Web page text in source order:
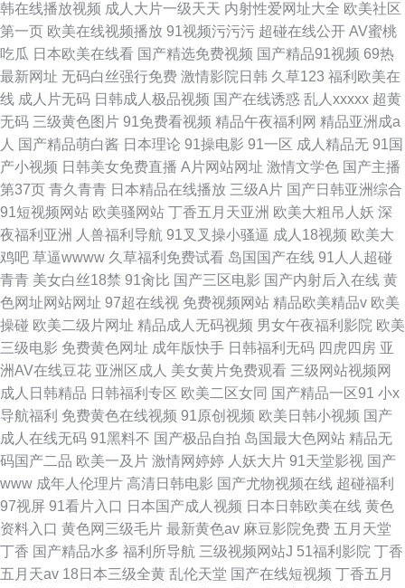
韩在线播放视频 成人大片一级天天 内射性爱网址大全 欧美社区
第一页 欧美在线视频播放 91视频污污污 超碰在线公开 AV蜜桃
吃瓜 日本欧美在线看 国产精选免费视频 国产精品91视频 69热
最新网址 无码白丝强行免费 激情影院日韩 久草123 福利欧美在
线 成人片无码 日韩成人极品视频 国产在线诱惑 乱人xxxxx 超黄
无码 三级黄色图片 91免费看视频 精品午夜福利网 精品亚洲成a
人 国产精品萌白酱 日本理论 91操电影 91一区 成人精品无 91国
产小视频 日韩美女免费直播 A片网站网址 激情文学色 国产主播
第37页 青久青青 日本精品在线播放 三级A片 国产日韩亚洲综合
91短视频网站 欧美骚网站 丁香五月天亚洲 欧美大粗吊人妖 深
夜福利亚洲
人兽福利导航 91叉叉操小骚逼 成人18视频 欧美大
鸡吧 草逼wwww 久草福利免费试看 岛国国产在线 91人人超碰
青青 美女白丝18禁 91肏比 国产三区电影 国产内射后入在线 黄
色网址网站网址 97超在线视 免费视频网站 精品欧美精品v 欧美
操碰 欧美二级片网址 精品成人无码视频 男女午夜福利影院 欧美
三级电影 免费黄色网址 成年版快手 日韩福利无码 四虎四房 亚
洲AV在线豆花 亚洲区成人 美女黄片免费观看 三级网站视频网
成人日韩精品 日韩福利专区 欧美二区女同 国产精品一区91 小x
导航福利 免费黄色在线视频 91原创视频 欧美日韩小视频 国产
成人在线无码 91黑料不 国产极品自拍 岛国最大色网站 精品无
码国产二品 欧美一及片 激情网婷婷 人妖大片 91天堂影视 国产
www 成年人伦理片 高清日韩电影 国产尤物视频在线 超碰福利
97视屏 91看片入口 日本国产成人视频 日本日韩欧美在线 黄色
资料入口 黄色网三级毛片 最新黄色av 麻豆影院免费 五月天堂
丁香 国产精品水多 福利所导航 三级视频网站J 51福利影院 丁香
五月天av 18日本三级全黄 乱伦天堂 国产在线短视频 丁香五月